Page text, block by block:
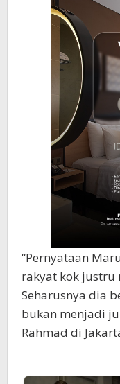
“Pernyataan
rakyat kok justru
Seharusnya dia
bukan menjadi
Rahmad di